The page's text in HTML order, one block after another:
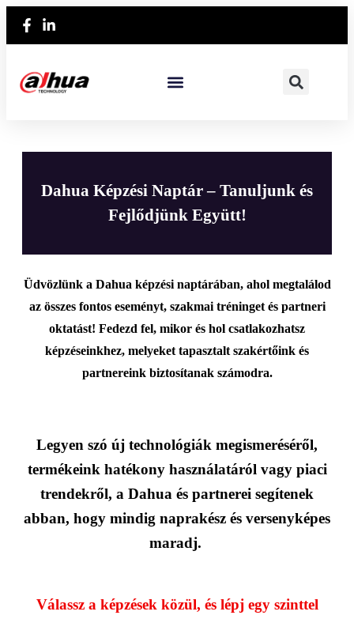
Dahua Képzési Naptár – Tanuljunk és
Fejlődjünk Együtt!
Üdvözlünk a Dahua képzési naptárában, ahol megtalálod
az összes fontos eseményt, szakmai tréninget és partneri
oktatást! Fedezd fel, mikor és hol csatlakozhatsz
képzéseinkhez, melyeket tapasztalt szakértőink és
partnereink biztosítanak számodra.
Legyen szó új technológiák megismeréséről,
termékeink hatékony használatáról vagy piaci
trendekről, a Dahua és partnerei segítenek
abban, hogy mindig naprakész és versenyképes
maradj.
Válassz a képzések közül, és lépj egy szinttel